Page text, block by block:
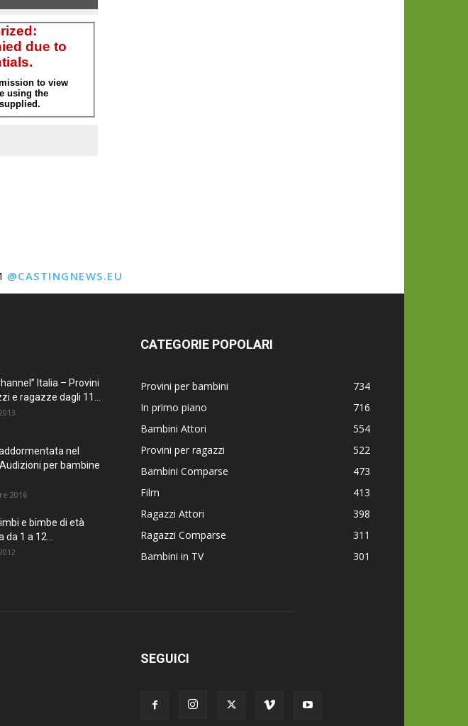
@CASTINGNEWS.EU
Italia – Provini
e ragazze dagli 11...
nel
Audizioni per bambine
2016
e bimbe di età
1 a 12...
CATEGORIE POPOLARI
Provini per bambini
734
In primo piano
716
Bambini Attori
554
Provini per ragazzi
522
Bambini Comparse
473
Film
413
Ragazzi Attori
398
Ragazzi Comparse
311
Bambini in TV
301
SEGUICI